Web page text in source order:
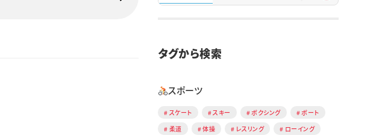
タグから検索
スポーツ
スケート スキー ボクシング
ボート
柔道
体操 レスリング
ローイング